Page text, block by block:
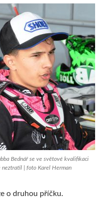
Bednář se ve světové kvalifikaci
neztratil | foto Karel Herman
o druhou příčku.